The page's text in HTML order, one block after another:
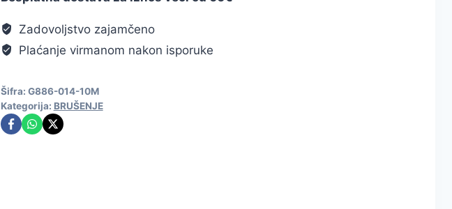
Zadovoljstvo zajamčeno
Plaćanje virmanom nakon isporuke
Šifra: G886-014-10M
Kategorija: BRUŠENJE